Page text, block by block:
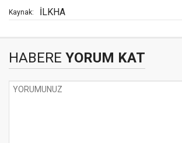
Kaynak: İLKHA
HABERE YORUM KAT